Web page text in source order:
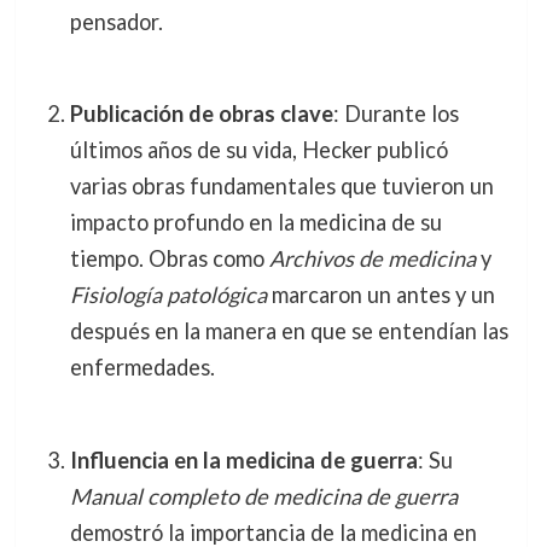
pensador.
Publicación de obras clave: Durante los
últimos años de su vida, Hecker publicó
varias obras fundamentales que tuvieron un
impacto profundo en la medicina de su
tiempo. Obras como Archivos de medicinay
Fisiología patológicamarcaron un antes y un
después en la manera en que se entendían las
enfermedades.
Influencia en la medicina de guerra: Su
Manual completo de medicina de guerra
demostró la importancia de la medicina en